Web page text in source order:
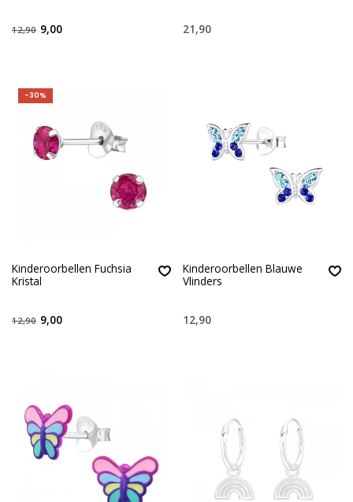
12,90 9,00 21,90
-30%
Kinderoorbellen Fuchsia
Kristal
12,90 9,00
Kinderoorbellen Blauwe
Vlinders
12,90